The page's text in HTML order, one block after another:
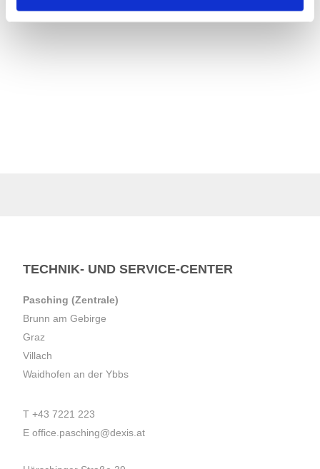
TECHNIK- UND SERVICE-CENTER
Pasching (Zentrale)
Brunn am Gebirge
Graz
Villach
Waidhofen an der Ybbs
T +43 7221 223
E office.pasching@dexis.at